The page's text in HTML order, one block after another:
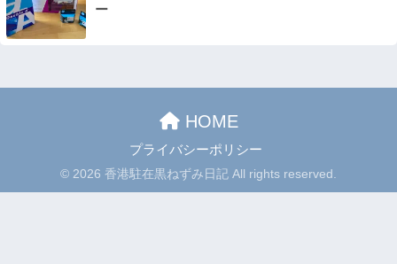
ー
HOME
プライバシーポリシー
© 2026 香港駐在黒ねずみ日記 All rights reserved.